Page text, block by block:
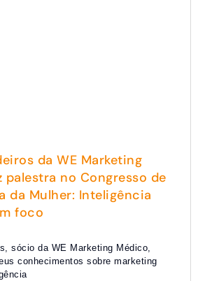
da WE Marketing
palestra no Congresso de
da Mulher: Inteligência
foco
sócio da WE Marketing Médico,
conhecimentos sobre marketing